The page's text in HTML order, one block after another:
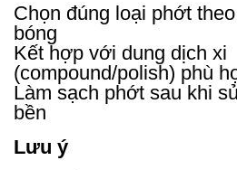
Chọn đúng loại phớt
bóng
Kết hợp với dung dịch xi
(compound/polish) phù
Làm sạch phớt sau khi
bền
Lưu ý